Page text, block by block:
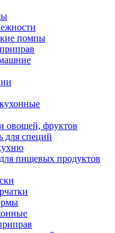
помпы
овощей, фруктов
для специй
пищевых продуктов